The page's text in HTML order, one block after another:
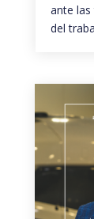
ante
del